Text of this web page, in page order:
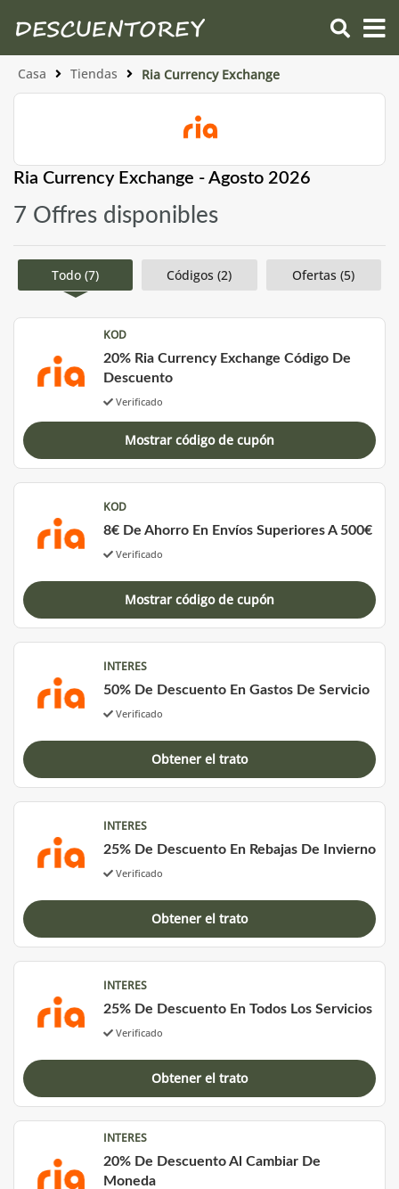
Casa Tiendas Ria Currency Exchange
Ria Currency Exchange - Agosto 2026
7 Offres disponibles
Todo (7) Códigos (2) Ofertas (5)
KOD
20% Ria Currency Exchange Código De
Descuento
Verificado
Mostrar código de cupón
KOD
8€ De Ahorro En Envíos Superiores A 500€
Verificado
Mostrar código de cupón
INTERES
50% De Descuento En Gastos De Servicio
Verificado
Obtener el trato
INTERES
25% De Descuento En Rebajas De Invierno
Verificado
Obtener el trato
INTERES
25% De Descuento En Todos Los Servicios
Verificado
Obtener el trato
INTERES
20% De Descuento Al Cambiar De
Moneda